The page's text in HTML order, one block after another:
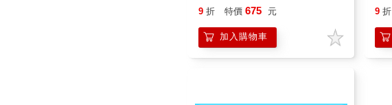
9 折 特價 675 元
加入購物車
9 折